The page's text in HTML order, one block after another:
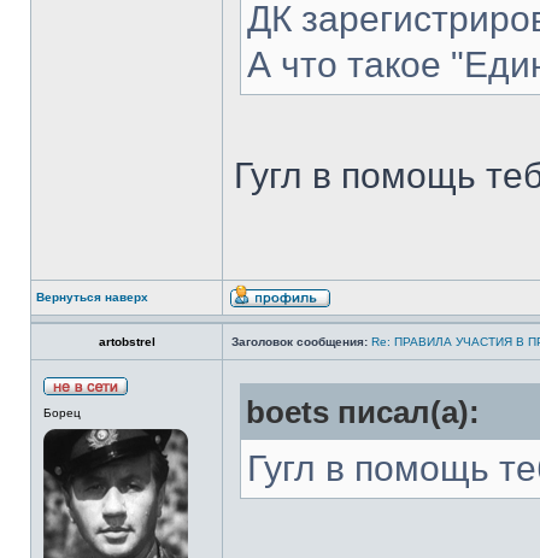
ДК
А что такое
Гугл в помощь
Вернуться наверх
artobstrel Заголовок сообщения: Re: ПРАВИЛА УЧАСТИЯ В
Борец boets писал(а):
Гугл в помощь